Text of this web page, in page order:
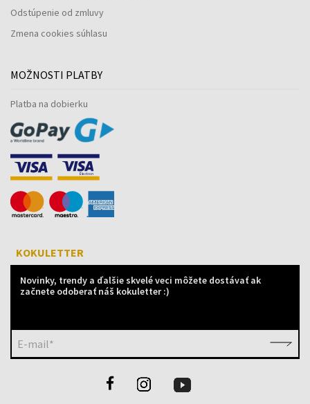
Odstúpenie od zmluvy
Zmena cookies súhlasu
MOŽNOSTI PLATBY
Platba na dobierku
KOKULETTER
Novinky, trendy a ďalšie skvelé veci môžete dostávať ak
začnete odoberať náš kokuletter :)
E-mail*